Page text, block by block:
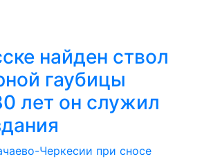
найден ствол
гаубицы
лет он служил
Черкесии при сносе